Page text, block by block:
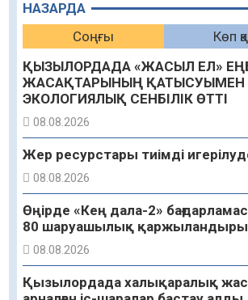
НАЗАРДА
Соңғы
Көп
ҚЫЗЫЛОРДАДА «ЖАСЫЛ ЕЛ»
ЖАСАҚТАРЫНЫҢ ҚАТЫСУЫМЕН
ЭКОЛОГИЯЛЫҚ СЕНБІЛІК ӨТТІ
08.08.2026
Жер ресурстары тиімді
08.08.2026
Өңірде «Кең дала-2»
80 шаруашылық
08.08.2026
Қызылордада халықаралық